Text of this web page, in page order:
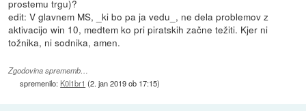
prostemu trgu)?
edit: V glavnem MS, _ki bo pa ja vedu_, ne dela problemov z
aktivacijo win 10, medtem ko pri piratskih začne težiti. Kjer ni
tožnika, ni sodnika, amen.
Zgodovina sprememb…
spremenilo: K0l1br1 (2. jan 2019 ob 17:15)